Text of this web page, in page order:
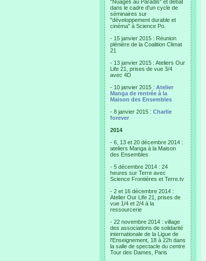
"Nuages au Paradis" et débat
dans le cadre d'un cycle de
séminaires sur
"développement durable et
cinéma" à Science Po.
- 15 janvier 2015 : Réunion
plénière de la Coalition Climat
21
- 13 janvier 2015 : Ateliers Our
Life 21, prises de vue 3/4
avec 4D
- 10 janvier 2015 : Atelier
Manga de rentrée à la
Maison des Ensembles
- 8 janvier 2015 : Charlie
forever
2014
- 6, 13 et 20 décembre 2014 :
ateliers Manga à la Maison
des Ensembles
- 5 décembre 2014 : 24
heures sur Terre avec
Science Frontières et Terre.tv
- 2 et 16 décembre 2014 :
Atelier Our Life 21, prises de
vue 1/4 et 2/4 à la
ressourcerie
- 22 novembre 2014 : village
des associations de solidarité
internationale de la Ligue de
l'Enseignement, 18 à 22h dans
la salle de spectacle du centre
Tour des Dames, Paris